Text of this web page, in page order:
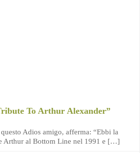
To Arthur Alexander”
Adios amigo, afferma: “Ebbi la
Arthur al Bottom Line nel 1991 e […]